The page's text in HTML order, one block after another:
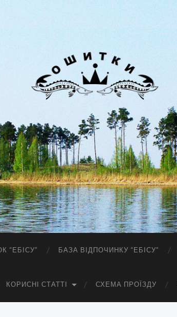
Лиман
Ошитки
“ЕБІСУ” БАЗА ВІДПОЧИНКУ “ЕБІСУ”
КОРИСНІ СТАТТІ СХЕМА ПРОЇЗДУ